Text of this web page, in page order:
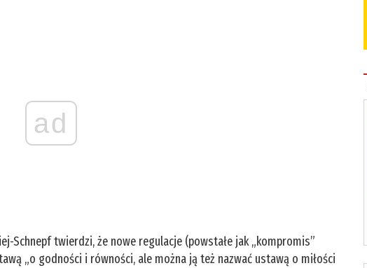
ad
Schnepf twierdzi, że nowe regulacje (powstałe jak „kompromis”
„o godności i równości, ale można ją też nazwać ustawą o miłości